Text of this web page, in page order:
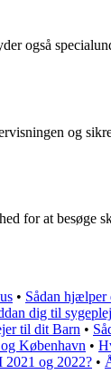
også
og
for at besøge
• Sådan
dig til
til dit Barn •
København •
og 2022? •